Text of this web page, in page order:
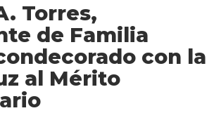
Torres,
de Familia
con la
al Mérito